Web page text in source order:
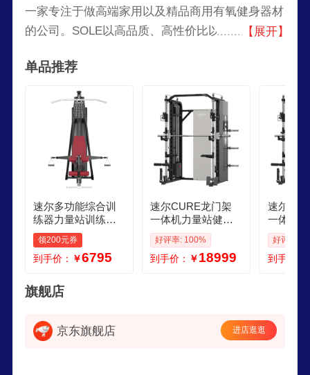
一家专注于做高端家用以及精品商用有氧健身器材
的公司。SOLE以高品质、高性价比以及优质的售
牌。
【展开】
单品推荐
速尔多功能综合训
练器力量站训练运
动器械家庭组合健
身器材G51 多功能
综合训练器
领200元券
到手价： ￥6795
速尔CURE龙门架
一体机力量站健身
器材家用综合训练
器卧推架史密斯G9
0
好评率: 100%
到手价： ￥18999
速尔
一体机
器材家
器卧推
0
好评率:
到手价：
旗舰店
京东旗舰店 进店逛逛